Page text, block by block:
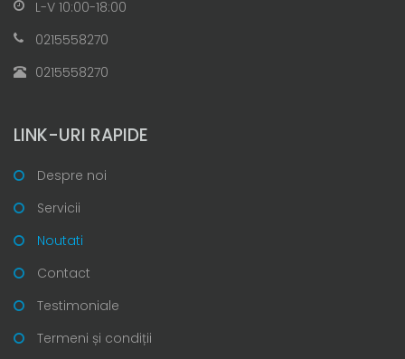
L-V 10:00-18:00
0215558270
0215558270
LINK-URI RAPIDE
Despre noi
Servicii
Noutati
Contact
Testimoniale
Termeni și condiții